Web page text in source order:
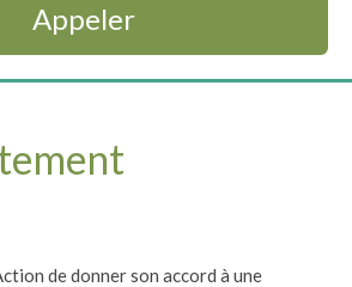
Appeler
de donner son accord à une